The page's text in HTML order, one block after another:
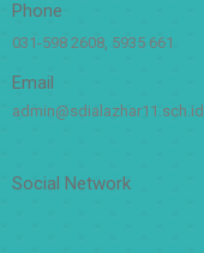
Phone
031-598 2608, 5935 661
Email
admin@sdialazhar11.sch.id
Social Network